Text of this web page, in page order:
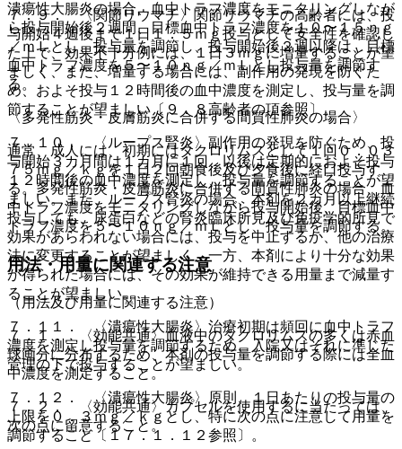
７．９． 〈関節リウマチ〉関節リウマチの高齢者には、投
与開始４週後まで１日１．５ｍｇ投与として安全性を確認し
た上で、効果不十分例には、１日３ｍｇに増量することが望
ましく、また、増量する場合には、副作用の発現を防ぐた
め、およそ投与１２時間後の血中濃度を測定し、投与量を調
節することが望ましい〔９．８高齢者の項参照〕。
７．１０． 〈ループス腎炎〉副作用の発現を防ぐため、投
与開始３カ月間は１カ月に１回、以後は定期的におよそ投与
１２時間後の血中濃度を測定し、投与量を調節することが望
ましい。また、ループス腎炎の場合、本剤を２カ月以上継続
投与しても、尿蛋白などの腎炎臨床所見及び免疫学的所見で
効果があらわれない場合には、投与を中止するか、他の治療
法に変更することが望ましく、一方、本剤により十分な効果
が得られた場合には、その効果が維持できる用量まで減量す
ることが望ましい。
７．１１． 〈潰瘍性大腸炎〉治療初期は頻回に血中トラフ
濃度を測定し投与量を調節するため、入院又はそれに準じた
管理の下で投与することが望ましい。
７．１２． 〈潰瘍性大腸炎〉原則、１日あたりの投与量の
上限を０．３ｍｇ／ｋｇとし、特に次の点に注意して用量を
調節すること〔１７．１．１２参照〕。
潰瘍性大腸炎の場合、血中トラフ濃度をモニタリングしなが
ら投与開始後２週間、目標血中トラフ濃度を１０〜１５ｎｇ
／ｍＬとし、投与量を調節し、投与開始後２週以降は、目標
血中トラフ濃度を５〜１０ｎｇ／ｍＬとし投与量を調節す
る。
〈多発性筋炎・皮膚筋炎に合併する間質性肺炎の場合〉
通常、成人には、初期にはタクロリムスとして１回０．０３
７５ｍｇ／ｋｇを１日２回朝食後及び夕食後に経口投与す
る。多発性筋炎・皮膚筋炎に合併する間質性肺炎の場合、血
中トラフ濃度をモニタリングしながら投与開始後、目標血中
トラフ濃度を５〜１０ｎｇ／ｍＬとし、投与量を調節する。
用法・用量に関連する注意
（用法及び用量に関連する注意）
７．１． 〈効能共通〉血液中のタクロリムスの多くは赤血
球画分に分布するため、本剤の投与量を調節する際には全血
中濃度を測定すること。
７．２． 〈効能共通〉カプセルを使用するに当たっては、
次の点に留意すること。